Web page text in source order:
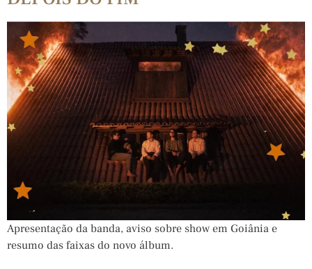
Apresentação da banda, aviso sobre show em Goiânia e
resumo das faixas do novo álbum.